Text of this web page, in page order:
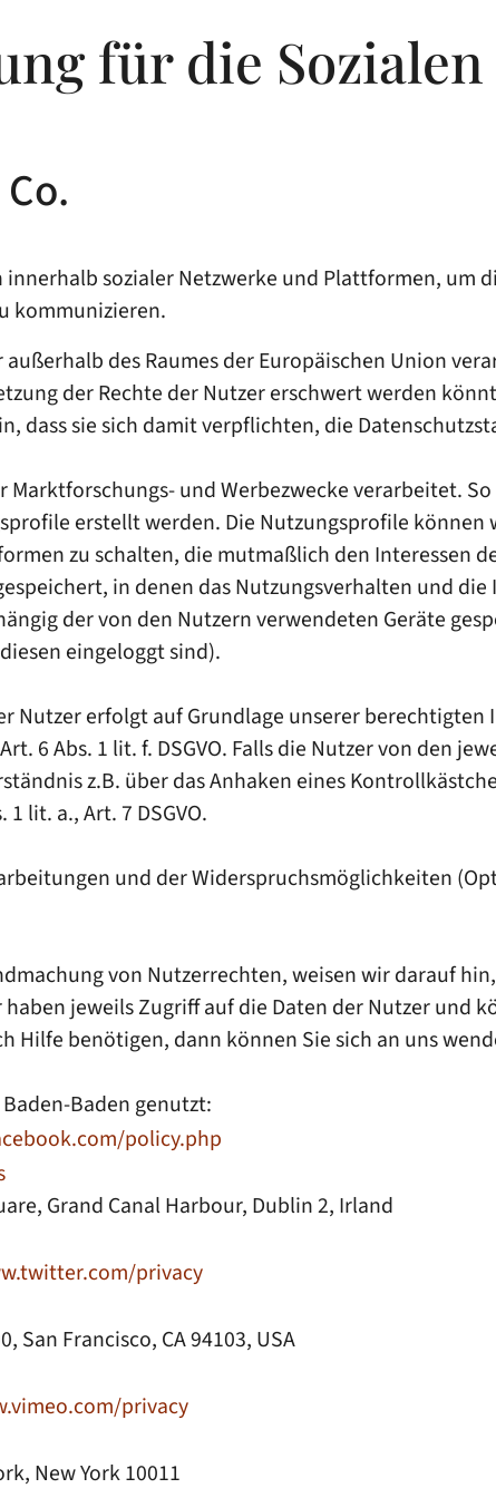
für die
sozialer Netzwerke und Plattformen, um
kommunizieren.
des Raumes der Europäischen Union
der Rechte der Nutzer erschwert werden
dass sie sich damit verpflichten, die
und Werbezwecke verarbeitet.
erstellt werden. Die Nutzungsprofile
zu schalten, die mutmaßlich den Interessen
in denen das Nutzungsverhalten und
der von den Nutzern verwendeten Geräte
eingeloggt sind).
Nutzer erfolgt auf Grundlage unserer
6 Abs. 1 lit. f. DSGVO. Falls die Nutzer von den
z.B. über das Anhaken eines
lit. a., Art. 7 DSGVO.
und der Widerspruchsmöglichkeiten
von Nutzerrechten, weisen wir darauf
jeweils Zugriff auf die Daten der Nutzer und
Hilfe benötigen, dann können Sie sich an uns
Baden genutzt:
policy.php
Grand Canal Harbour, Dublin 2, Irland
privacy
Francisco, CA 94103, USA
privacy
New York 10011